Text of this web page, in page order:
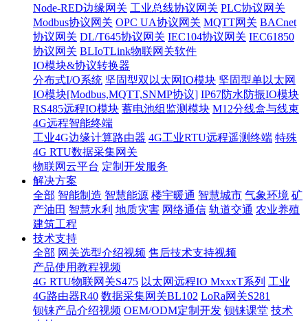
Node-RED边缘网关 工业总线协议网关 PLC协议网关
Modbus协议网关 OPC UA协议网关 MQTT网关 BACnet
协议网关 DL/T645协议网关 IEC104协议网关 IEC61850
协议网关 BLIoTLink物联网关软件
IO模块&协议转换器
分布式I/O系统 坚固型双以太网IO模块 坚固型单以太网
IO模块[Modbus,MQTT,SNMP协议] IP67防水防振IO模块
RS485远程IO模块 蓄电池组监测模块 M12分线盒与线束
4G远程智能终端
工业4G边缘计算路由器 4G工业RTU远程遥测终端 特殊
4G RTU数据采集网关
物联网云平台 定制开发服务
解决方案
全部 智能制造 智慧能源 楼宇暖通 智慧城市 气象环境 矿
产油田 智慧水利 地质灾害 网络通信 轨道交通 农业养殖
建筑工程
技术支持
全部 网关选型介绍视频 售后技术支持视频
产品使用教程视频
4G RTU物联网关S475 以太网远程IO MxxxT系列 工业
4G路由器R40 数据采集网关BL102 LoRa网关S281
钡铼产品介绍视频 OEM/ODM定制开发 钡铼课堂 技术